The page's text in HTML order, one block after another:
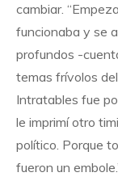
cambiar.
funcionaba y se
profundos -
temas frívolos
Intratables fue
le imprimí otro
político. Porque
fueron un